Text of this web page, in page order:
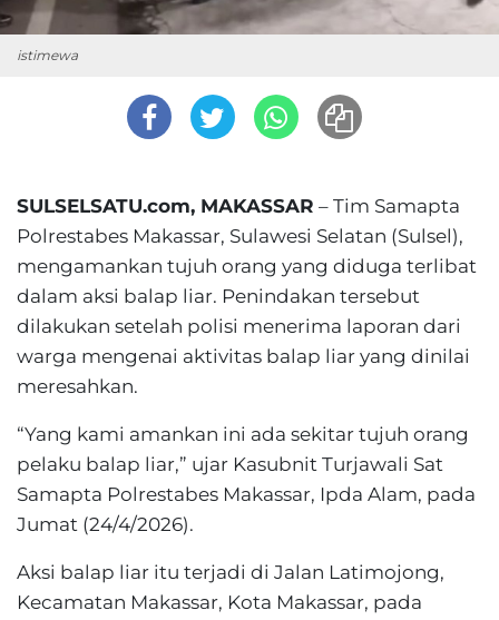
istimewa
SULSELSATU.com, MAKASSAR – Tim Samapta
Polrestabes Makassar, Sulawesi Selatan (Sulsel),
mengamankan tujuh orang yang diduga terlibat
dalam aksi balap liar. Penindakan tersebut
dilakukan setelah polisi menerima laporan dari
warga mengenai aktivitas balap liar yang dinilai
meresahkan.
“Yang kami amankan ini ada sekitar tujuh orang
pelaku balap liar,” ujar Kasubnit Turjawali Sat
Samapta Polrestabes Makassar, Ipda Alam, pada
Jumat (24/4/2026).
Aksi balap liar itu terjadi di Jalan Latimojong,
Kecamatan Makassar, Kota Makassar, pada